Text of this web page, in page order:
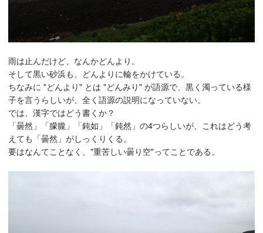
雨は止んだけど、なんかどんより。
そして黒い砂浜も、どんよりに輪をかけている。
ちなみに "どんより" とは "どんみり" が語源で、黒く濁っている様
子を言うらしいが、全く語源の説明になっていない。
では、漢字ではどう書くか？
「曇然」「朦朧」「鈍如」「鈍然」の4つらしいが、これはどう考
えても「曇然」がしっくりくる。
要はなんてことなく、"重苦しい曇り空"ってことである。